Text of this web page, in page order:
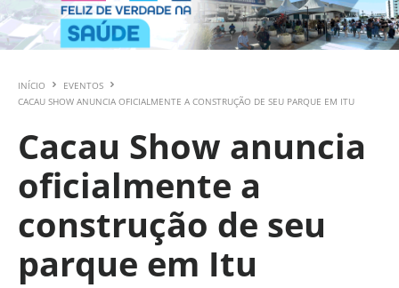
INÍCIO
EVENTOS
CACAU SHOW ANUNCIA OFICIALMENTE A CONSTRUÇÃO DE SEU PARQUE EM ITU
Cacau Show anuncia
oficialmente a
construção de seu
parque em Itu